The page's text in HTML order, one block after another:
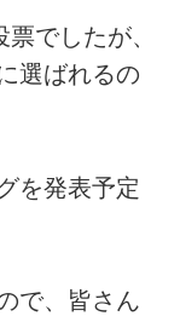
でしたが、
選ばれるの
を発表予定
で、皆さん